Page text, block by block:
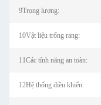
9Trọng lượng:
10Vật liệu trống rang:
11Các tính năng an toàn:
12Hệ thống điều khiển: